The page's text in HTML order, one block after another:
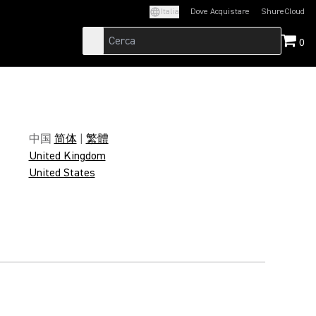
Italia Dove Acquistare ShureCloud
(Opens in a new
0
中国 简体| 繁體
United Kingdom
United States